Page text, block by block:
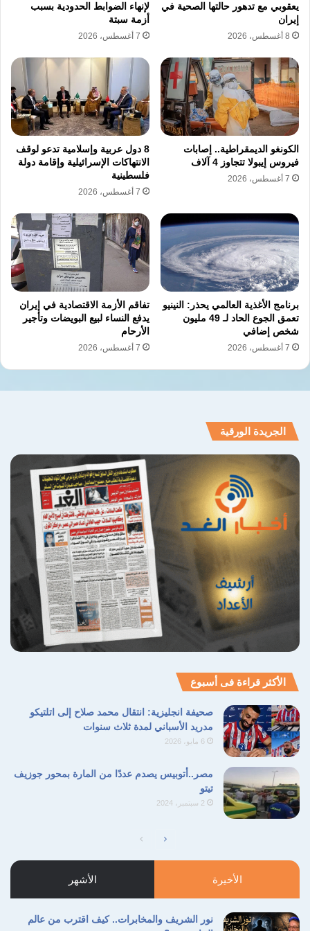
يعقوبي مع تدهور حالتها الصحية في
إيران
8 أغسطس، 2026
لإنهاء الضوابط الحدودية بسبب
أزمة سبتة
7 أغسطس، 2026
الكونغو الديمقراطية.. إصابات
فيروس إيبولا تتجاوز 4 آلاف
7 أغسطس، 2026
8 دول عربية وإسلامية تدعو لوقف
الانتهاكات الإسرائيلية وإقامة دولة
فلسطينية
7 أغسطس، 2026
برنامج الأغذية العالمي يحذر: النينيو
تعمق الجوع الحاد لـ 49 مليون
شخص إضافي
7 أغسطس، 2026
تفاقم الأزمة الاقتصادية في إيران
يدفع النساء لبيع البويضات وتأجير
الأرحام
7 أغسطس، 2026
الجريدة الورقية
الأكثر قراءة فى أسبوع
صحيفة انجليزية: انتقال محمد صلاح إلى اتلتيكو
مدريد الأسباني لمدة ثلاث سنوات
6 مايو، 2026
مصر..أتوبيس يصدم عددًا من المارة بمحور جوزيف
تيتو
2 سبتمبر، 2024
الصفحة
السابقة
الصفحة
التالية
الأخيرة الأشهر
نور الشريف والمخابرات.. كيف اقترب من عالم